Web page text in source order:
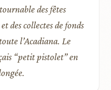
des fêtes
des collectes de fonds
l’Acadiana. Le
“petit pistolet” en